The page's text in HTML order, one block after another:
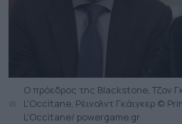
Ο πρόεδρος της Blackstone, Τζον
L'Occitane, Ρέινολντ Γκάιγκερ ©
L'Occitane/ powergame.gr